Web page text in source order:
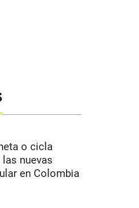
o cicla
nuevas
en Colombia